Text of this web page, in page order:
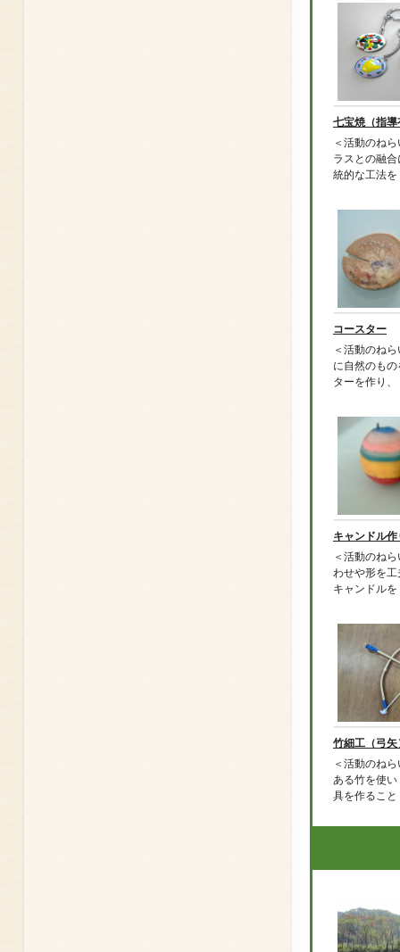
七宝焼（指導
＜活動のね
ラスとの融
統的な工法を
コースター
＜活動のね
に自然のも
ターを作り、
キャンドル作
＜活動のね
わせや形を
キャンドルを
竹細工（弓
＜活動のね
ある竹を使
具を作ること